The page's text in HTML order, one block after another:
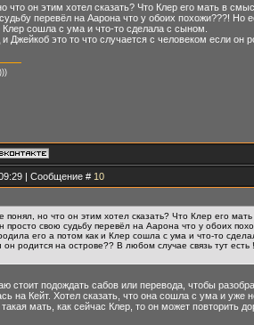
что он этим хотел сказать? Что Клер его мать в
перевёл на Аарона что у обоих похожи???! Но
Клер сошла с ума и что-то сделала с сыном.
Джейкоб это то что случается с человеком если он
| Сообщение # 10
понял, но что он этим хотел сказать? Что Клер его
просто свою судьбу перевёл на Аарона что у обоих
его а потом как и Клер сошла с ума и что-то
он родится на острове?? В любом случае связь тут есть
стоит подождать сабов или перевода, чтобы
на Кейт. Хотел сказать, что она сошла с ума и
мать, как сейчас Клер, то он может повторить